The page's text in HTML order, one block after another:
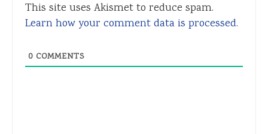
This site uses Akismet to reduce spam.
Learn how your comment data is processed.
0 COMMENTS